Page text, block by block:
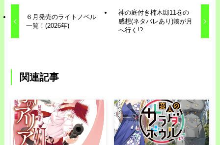
６月発売のライトノベル
一覧！(2026年)
神の庭付き楠木邸11巻の
感想(ネタバレあり)湊が月
へ行く!?
関連記事